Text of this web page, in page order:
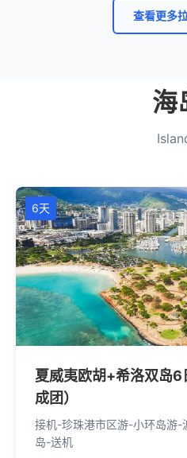
查看更多
海
6天
夏威夷欧胡+希洛双岛6
成团）
接机-珍珠港市区游-小环岛游-
岛-送机